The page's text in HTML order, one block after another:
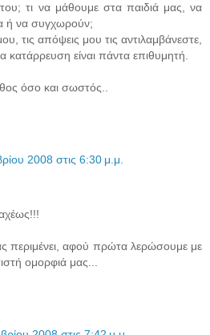
τι να μάθουμε στα παιδιά μας, να
ή να συγχωρούν;
τις απόψεις μου τις αντιλαμβάνεστε,
κατάρρευση είναι πάντα επιθυμητή.
όσο και σωστός..
2008 στις 6:30 μ.μ.
περιμένει, αφού πρώτα λερώσουμε με
ομορφιά μας...